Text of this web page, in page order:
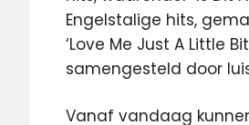
Engelstalige hits,
‘Love Me Just A Little
samengesteld door
Vanaf vandaag